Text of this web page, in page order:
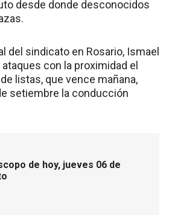
desde donde desconocidos
del sindicato en Rosario, Ismael
con la proximidad el
listas, que vence mañana,
setiembre la conducción
de hoy, jueves 06 de